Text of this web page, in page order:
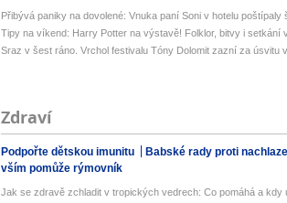
Přibývá paniky na dovolené: Vnuka paní Soni v hotelu poštípaly
Tipy na víkend: Harry Potter na výstavě! Folklor, bitvy i setkání
Sraz v šest ráno. Vrchol festivalu Tóny Dolomit zazní za úsvitu
Zdraví
Podpořte dětskou imunitu
Babské rady proti
vším pomůže rýmovník
Jak se zdravě zchladit v tropických vedrech: Co pomáhá a kdy